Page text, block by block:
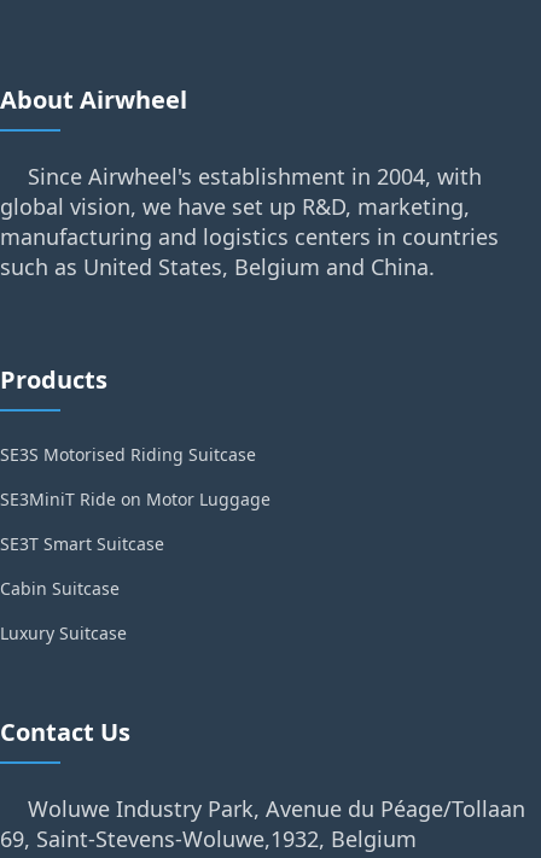
About Airwheel
Since Airwheel's establishment in 2004, with
global vision, we have set up R&D, marketing,
manufacturing and logistics centers in countries
such as United States, Belgium and China.
Products
SE3S Motorised Riding Suitcase
SE3MiniT Ride on Motor Luggage
SE3T Smart Suitcase
Cabin Suitcase
Luxury Suitcase
Contact Us
Woluwe Industry Park, Avenue du Péage/Tollaan
69, Saint-Stevens-Woluwe,1932, Belgium